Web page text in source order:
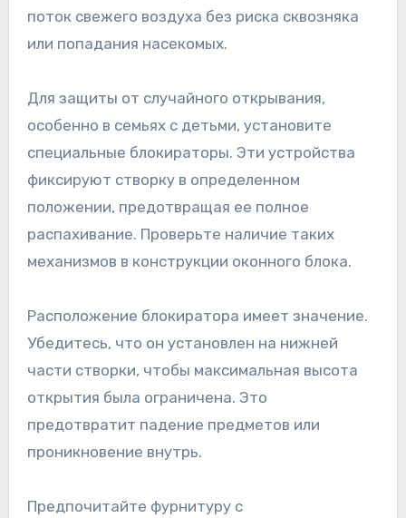
поток свежего воздуха без риска сквозняка
или попадания насекомых.
Для защиты от случайного открывания,
особенно в семьях с детьми, установите
специальные блокираторы. Эти устройства
фиксируют створку в определенном
положении, предотвращая ее полное
распахивание. Проверьте наличие таких
механизмов в конструкции оконного блока.
Расположение блокиратора имеет значение.
Убедитесь, что он установлен на нижней
части створки, чтобы максимальная высота
открытия была ограничена. Это
предотвратит падение предметов или
проникновение внутрь.
Предпочитайте фурнитуру с